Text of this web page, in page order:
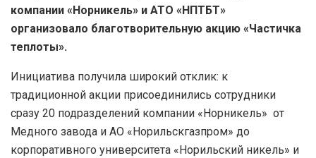
компании «Норникель» и АТО «НПТБТ»
организовало благотворительную акцию «Частичка
теплоты».
Инициатива получила широкий отклик: к
традиционной акции присоединились сотрудники
сразу 20 подразделений компании «Норникель» от
Медного завода и АО «Норильскгазпром» до
корпоративного университета «Норильский никель» и